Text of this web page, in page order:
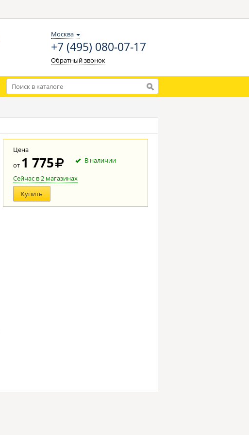
Москва
+7 (495) 080-07-17
Обратный звонок
Цена
от 1 775 В наличии
Сейчас в 2 магазинах
Купить